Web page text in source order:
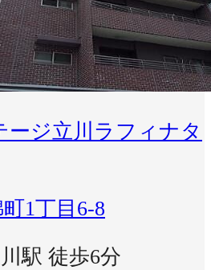
ージ立川ラフィナタ
1丁目6-8
駅 徒歩6分